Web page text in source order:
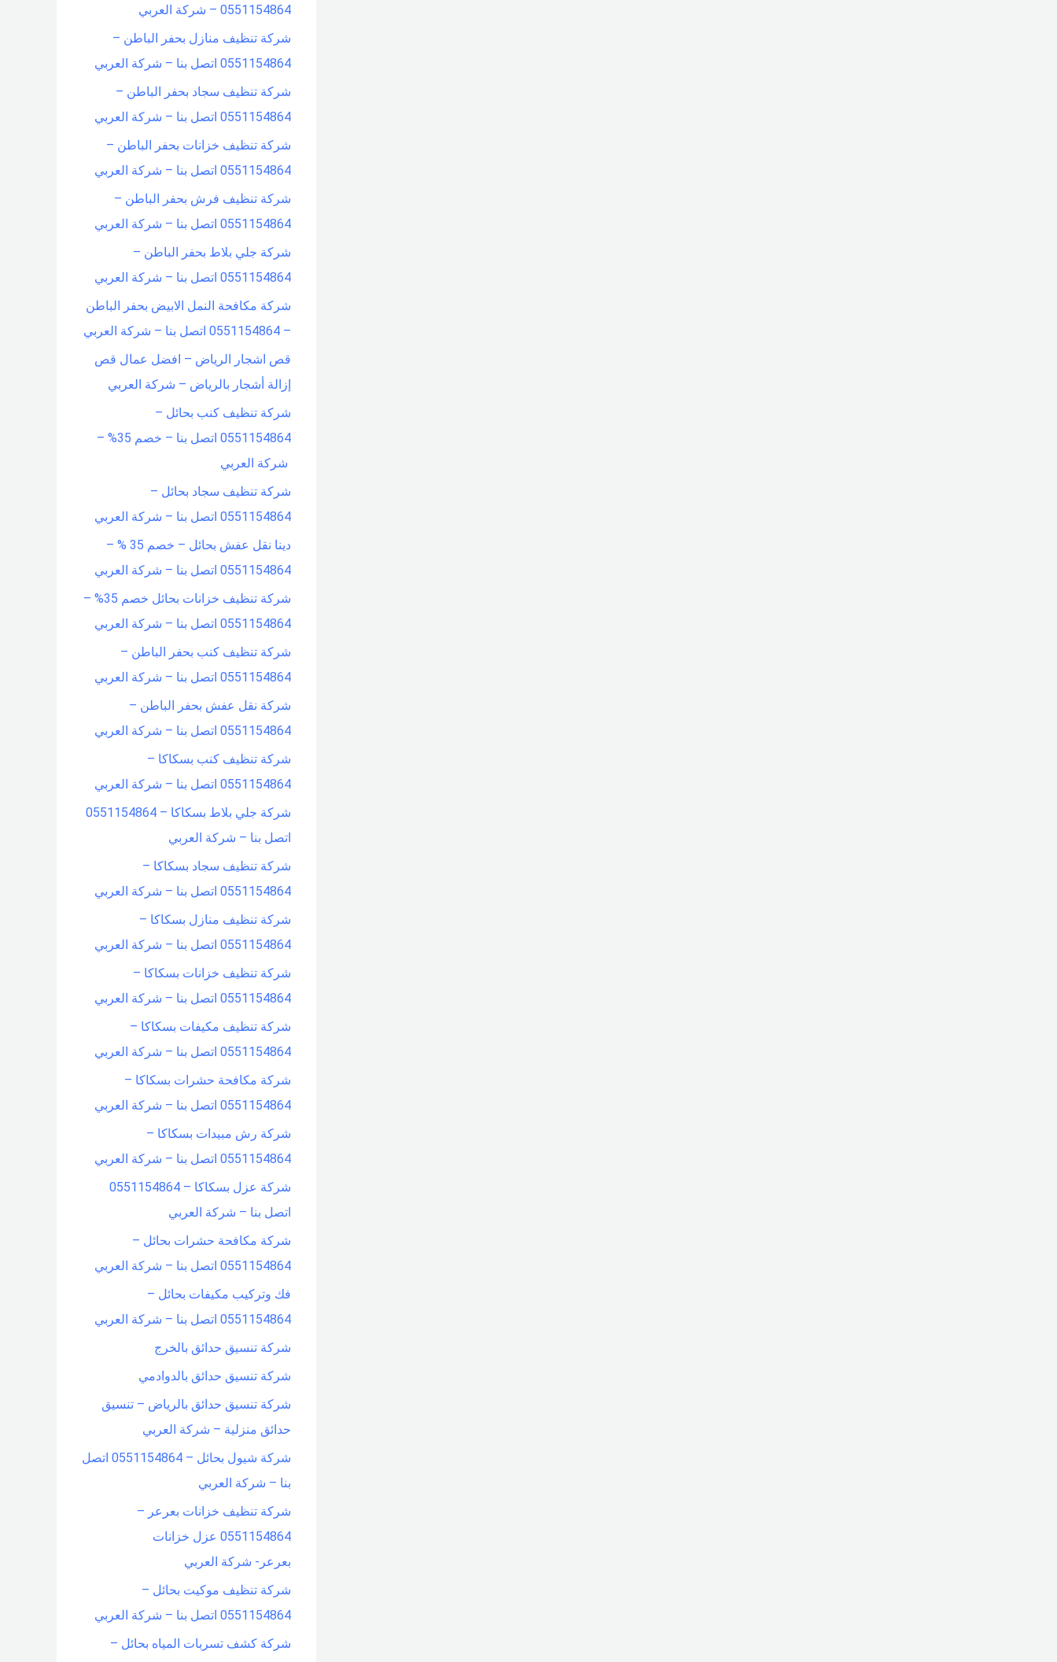
0551154864 – شركة العربي
شركة تنظيف منازل بحفر الباطن –
0551154864 اتصل بنا – شركة العربي
شركة تنظيف سجاد بحفر الباطن –
0551154864 اتصل بنا – شركة العربي
شركة تنظيف خزانات بحفر الباطن –
0551154864 اتصل بنا – شركة العربي
شركة تنظيف فرش بحفر الباطن –
0551154864 اتصل بنا – شركة العربي
شركة جلي بلاط بحفر الباطن –
0551154864 اتصل بنا – شركة العربي
شركة مكافحة النمل الابيض بحفر الباطن
– 0551154864 اتصل بنا – شركة العربي
قص اشجار الرياض – افضل عمال قص
إزالة أشجار بالرياض – شركة العربي
شركة تنظيف كنب بحائل –
0551154864 اتصل بنا – خصم 35% –
شركة العربي
شركة تنظيف سجاد بحائل –
0551154864 اتصل بنا – شركة العربي
دينا نقل عفش بحائل – خصم 35 % –
0551154864 اتصل بنا – شركة العربي
شركة تنظيف خزانات بحائل خصم 35% –
0551154864 اتصل بنا – شركة العربي
شركة تنظيف كنب بحفر الباطن –
0551154864 اتصل بنا – شركة العربي
شركة نقل عفش بحفر الباطن –
0551154864 اتصل بنا – شركة العربي
شركة تنظيف كنب بسكاكا –
0551154864 اتصل بنا – شركة العربي
شركة جلي بلاط بسكاكا – 0551154864
اتصل بنا – شركة العربي
شركة تنظيف سجاد بسكاكا –
0551154864 اتصل بنا – شركة العربي
شركة تنظيف منازل بسكاكا –
0551154864 اتصل بنا – شركة العربي
شركة تنظيف خزانات بسكاكا –
0551154864 اتصل بنا – شركة العربي
شركة تنظيف مكيفات بسكاكا –
0551154864 اتصل بنا – شركة العربي
شركة مكافحة حشرات بسكاكا –
0551154864 اتصل بنا – شركة العربي
شركة رش مبيدات بسكاكا –
0551154864 اتصل بنا – شركة العربي
شركة عزل بسكاكا – 0551154864
اتصل بنا – شركة العربي
شركة مكافحة حشرات بحائل –
0551154864 اتصل بنا – شركة العربي
فك وتركيب مكيفات بحائل –
0551154864 اتصل بنا – شركة العربي
شركة تنسيق حدائق بالخرج
شركة تنسيق حدائق بالدوادمي
شركة تنسيق حدائق بالرياض – تنسيق
حدائق منزلية – شركة العربي
شركة شيول بحائل – 0551154864 اتصل
بنا – شركة العربي
شركة تنظيف خزانات بعرعر –
0551154864 عزل خزانات
بعرعر- شركة العربي
شركة تنظيف موكيت بحائل –
0551154864 اتصل بنا – شركة العربي
شركة كشف تسربات المياه بحائل –